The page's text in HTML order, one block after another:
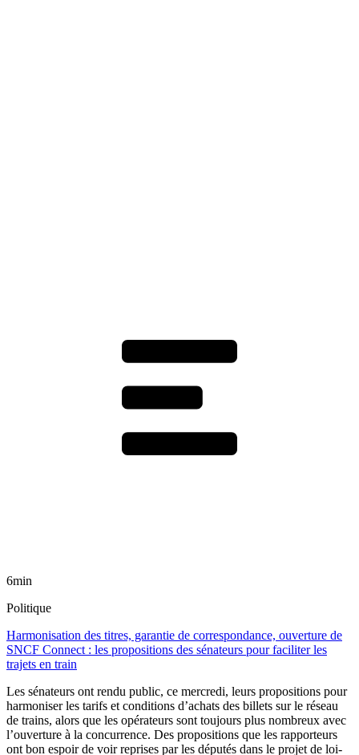
6min
Politique
Harmonisation des titres, garantie de correspondance, ouverture de
SNCF Connect : les propositions des sénateurs pour faciliter les
trajets en train
Les sénateurs ont rendu public, ce mercredi, leurs propositions pour
harmoniser les tarifs et conditions d’achats des billets sur le réseau
de trains, alors que les opérateurs sont toujours plus nombreux avec
l’ouverture à la concurrence. Des propositions que les rapporteurs
ont bon espoir de voir reprises par les députés dans le projet de loi-